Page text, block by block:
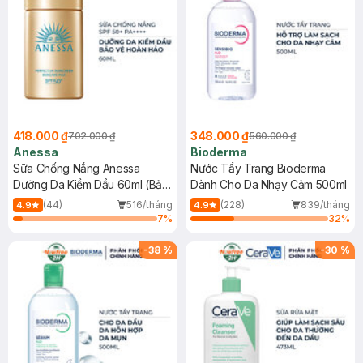
418.000 ₫702.000 ₫
Anessa
Sữa Chống Nắng Anessa
Dưỡng Da Kiềm Dầu 60ml (Bản
Mới)
4.9 (44)
516/tháng
7%
348.000 ₫560.000 ₫
Bioderma
Nước Tẩy Trang Bioderma
Dành Cho Da Nhạy Cảm 500ml
4.9 (228)
839/tháng
32%
-38 % -30 %